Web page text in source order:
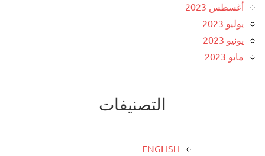
أغسطس 2023
يوليو 2023
يونيو 2023
مايو 2023
التصنيفات
ENGLISH